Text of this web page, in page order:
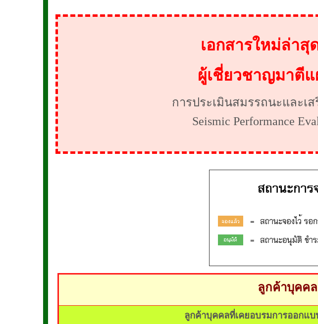
เอกสารใหม่ล่าสุ
ผู้เชี่ยวชาญมาตีแ
การประเมินสมรรถนะและเ
Seismic Performance
ลูกค้าบุคค
ลูกค้าบุคคลที่เคยอบรมการออกแบ